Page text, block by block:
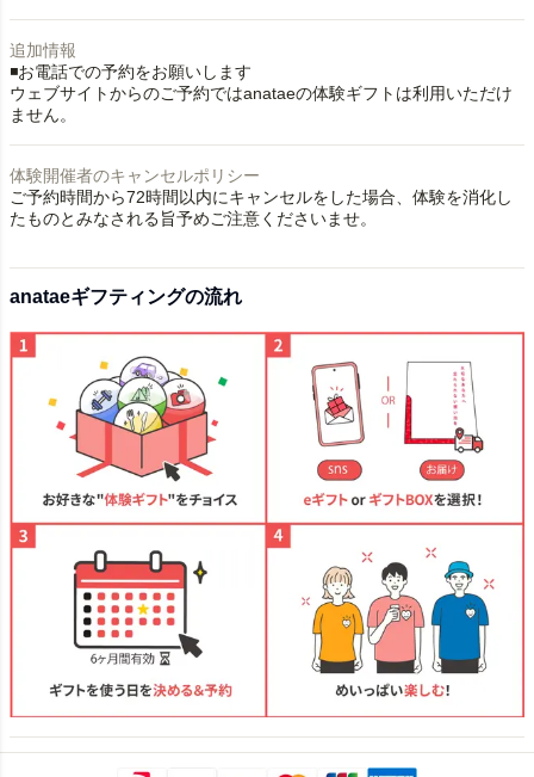
追加情報
◾️お電話での予約をお願いします
ウェブサイトからのご予約ではanataeの体験ギフトは利用いただけ
ません。
体験開催者のキャンセルポリシー
ご予約時間から72時間以内にキャンセルをした場合、体験を消化し
たものとみなされる旨予めご注意くださいませ。
anataeギフティングの流れ